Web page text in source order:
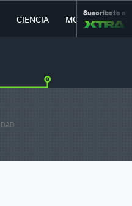
CIENCIA MOVILIDAD
Suscríbete a